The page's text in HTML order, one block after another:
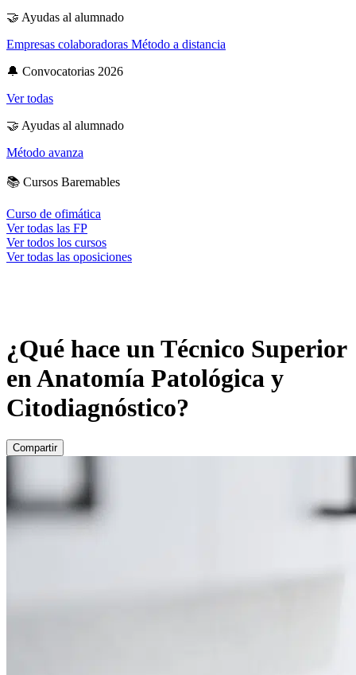
🤝 Ayudas al alumnado
Empresas colaboradoras Método a distancia
🔔 Convocatorias 2026
Ver todas
🤝 Ayudas al alumnado
Método avanza
📚 Cursos Baremables
Curso de ofimática
Ver todas las FP
Ver todos los cursos
Ver todas las oposiciones
¿Qué hace un Técnico Superior
en Anatomía Patológica y
Citodiagnóstico?
Compartir